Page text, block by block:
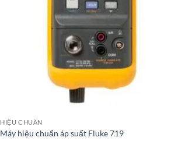
HIỆU CHUẨN
Máy hiệu chuẩn áp suất Fluke 719